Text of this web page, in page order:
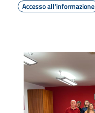
Accesso all'informazione